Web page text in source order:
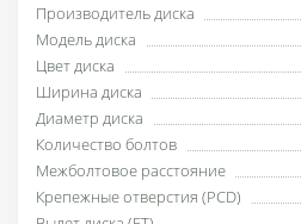
Производитель диска
Модель диска
Цвет диска
Ширина диска
Диаметр диска
Количество болтов
Межболтовое расстояние
Крепежные отверстия (PCD)